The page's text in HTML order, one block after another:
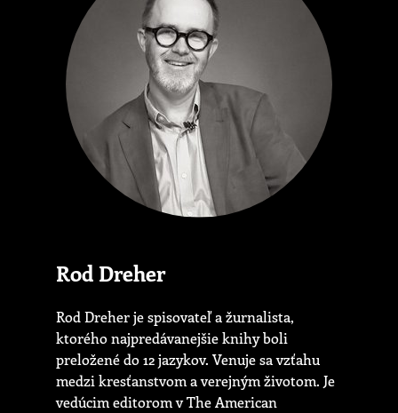
Rod Dreher
Rod Dreher je spisovateľ a žurnalista,
ktorého najpredávanejšie knihy boli
preložené do 12 jazykov. Venuje sa vzťahu
medzi kresťanstvom a verejným životom. Je
vedúcim editorom v The American